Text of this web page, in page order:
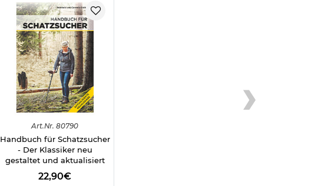
Art.Nr. 80790
Handbuch für Schatzsucher
- Der Klassiker neu
gestaltet und aktualisiert
22,90€